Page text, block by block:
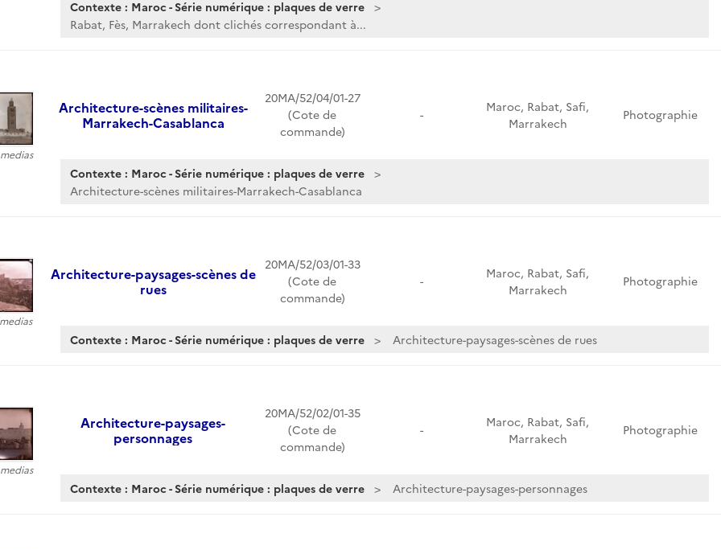
Contexte : Maroc - Série numérique : plaques de verre
Rabat, Fès, Marrakech dont clichés correspondant à...
Architecture-scènes militaires-
Marrakech-Casablanca
20MA/52/04/01-27
(Cote de
commande)
-
Maroc, Rabat, Safi,
Marrakech
Photographie
Contexte : Maroc - Série numérique : plaques de verre
Architecture-scènes militaires-Marrakech-Casablanca
Architecture-paysages-scènes de
rues
20MA/52/03/01-33
(Cote de
commande)
-
Maroc, Rabat, Safi,
Marrakech
Photographie
Contexte : Maroc - Série numérique : plaques de verre Architecture-paysages-scènes de rues
Architecture-paysages-
personnages
20MA/52/02/01-35
(Cote de
commande)
-
Maroc, Rabat, Safi,
Marrakech
Photographie
Contexte : Maroc - Série numérique : plaques de verre Architecture-paysages-personnages